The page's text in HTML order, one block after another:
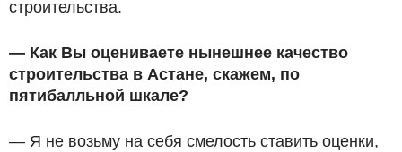
строительства.
— Как Вы оцениваете нынешнее качество
строительства в Астане, скажем, по
пятибалльной шкале?
— Я не возьму на себя смелость ставить оценки,